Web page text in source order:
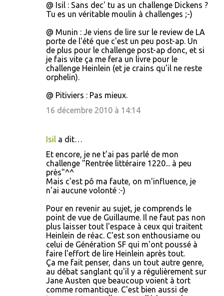
@ Isil : Sans dec' tu as un challenge Dickens ?
Tu es un véritable moulin à challenges ;-)
@ Munin : Je viens de lire sur le review de LA
porte de l'été que c'est un peu post-ap. Un
de plus pour le challenge post-ap donc, et si
je fais vite ça me fera un livre pour le
challenge Heinlein (et je crains qu'il ne reste
orphelin).
@ Pitiviers : Pas mieux.
16 décembre 2010 à 14:14
Isil a dit…
Et encore, je ne t'ai pas parlé de mon
challenge "Rentrée littéraire 1220... à peu
près"^^
Mais c'est pô ma faute, on m'influence, je
n'ai aucune volonté :-)
Pour en revenir au sujet, je comprends le
point de vue de Guillaume. Il ne faut pas non
plus laisser tout l'espace à ceux qui traitent
Heinlein de réac. C'est son enthousiame ou
celui de Génération SF qui m'ont poussé à
faire l'effort de lire Heinlein après tout.
Ça me fait penser, dans un tout autre genre,
au débat sanglant qu'il y a régulièrement sur
Jane Austen que beaucoup voient à tort
comme romantique. C'est bien aussi de